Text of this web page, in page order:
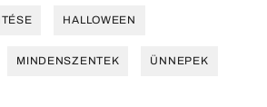
HALLOWEEN
MINDENSZENTEK ÜNNEPEK